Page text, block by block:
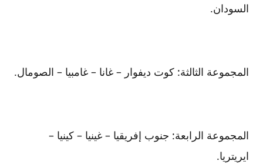
السودان.
المجموعة الثالثة: كوت ديفوار – غانا – غامبيا – الصومال.
المجموعة الرابعة: جنوب إفريقيا – غينيا – كينيا –
ايريتريا.